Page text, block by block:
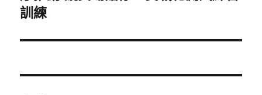
篇
章:
訓練